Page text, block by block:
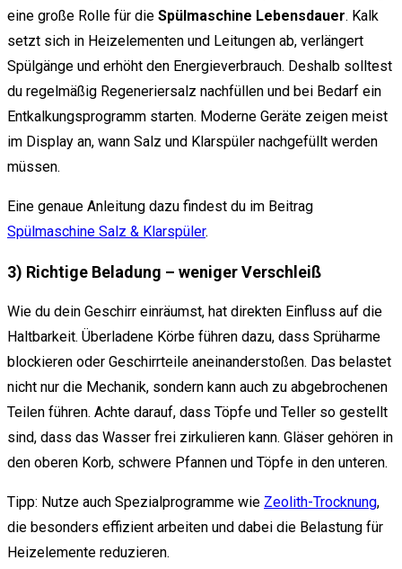
eine große Rolle für die Spülmaschine Lebensdauer. Kalk
setzt sich in Heizelementen und Leitungen ab, verlängert
Spülgänge und erhöht den Energieverbrauch. Deshalb solltest
du regelmäßig Regeneriersalz nachfüllen und bei Bedarf ein
Entkalkungsprogramm starten. Moderne Geräte zeigen meist
im Display an, wann Salz und Klarspüler nachgefüllt werden
müssen.
Eine genaue Anleitung dazu findest du im Beitrag
Spülmaschine Salz & Klarspüler.
3) Richtige Beladung – weniger Verschleiß
Wie du dein Geschirr einräumst, hat direkten Einfluss auf die
Haltbarkeit. Überladene Körbe führen dazu, dass Sprüharme
blockieren oder Geschirrteile aneinanderstoßen. Das belastet
nicht nur die Mechanik, sondern kann auch zu abgebrochenen
Teilen führen. Achte darauf, dass Töpfe und Teller so gestellt
sind, dass das Wasser frei zirkulieren kann. Gläser gehören in
den oberen Korb, schwere Pfannen und Töpfe in den unteren.
Tipp: Nutze auch Spezialprogramme wie Zeolith-Trocknung,
die besonders effizient arbeiten und dabei die Belastung für
Heizelemente reduzieren.